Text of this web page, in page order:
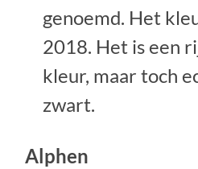
genoemd. Het
2018. Het is een
kleur, maar toch
zwart.
Alphen